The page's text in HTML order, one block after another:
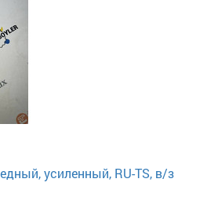
усиленный, RU-TS, в/з